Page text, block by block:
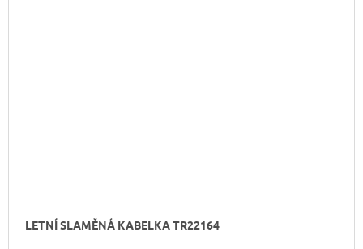
LETNÍ SLAMĚNÁ KABELKA TR22164